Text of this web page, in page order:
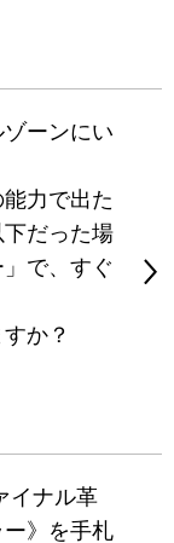
ーンにい
力で出た
だった場
で、すぐ
か？
イナル革
》を手札